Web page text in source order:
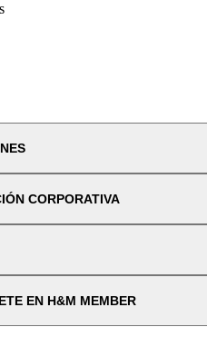
CORPORATIVA
EN H&M MEMBER